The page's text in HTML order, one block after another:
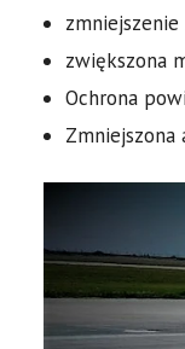
zwiększona
Ochrona
Zmniejszona